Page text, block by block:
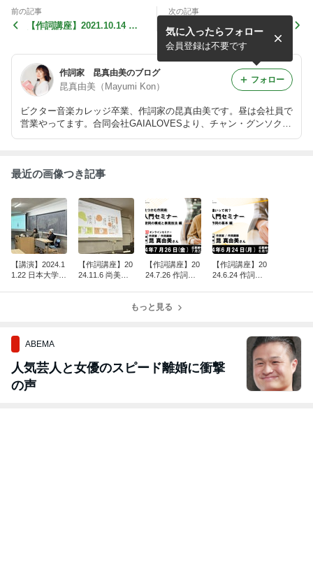
前の記事
【作詞講座】2021.10.14 作
やそう！
次の記事
2021.8.28 コンペ実践で学
ぶ！≪詞先≫作曲ワークショ
ップ Vol.1（zoom開催）実
施
作詞家 昆真由美のブログ
昆真由美（Mayumi Kon）
ビクター音楽カレッジ卒業、作詞家の昆真由美です。昼は会社員で
営業やってます。合同会社GAIALOVESより、チャン・グンソク
「淡い雪のように」でメジャーデビュー。 作詞の授業、ワークシ
気に入ったらフォロー
会員登録は不要です
フォロー
最近の画像つき記事
【講演】2024.1
1.22 日本大学特
【作詞講座】20
24.11.6 尚美学
【作詞講座】20
24.7.26 作詞入
表現技法編
【作詞講座】20
24.6.24 作詞入
もっと見る
ABEMA
人気芸人と女優のスピード離婚に衝撃
の声